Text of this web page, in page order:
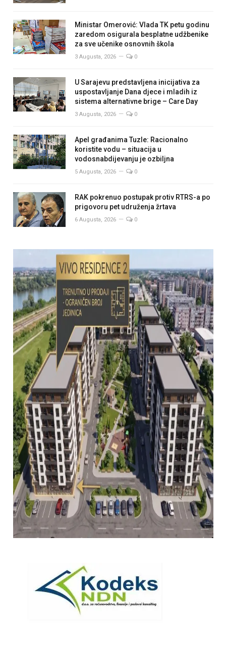
Ministar Omerović: Vlada TK petu godinu
zaredom osigurala besplatne udžbenike
za sve učenike osnovnih škola
3 Augusta, 2026 0
U Sarajevu predstavljena inicijativa za
uspostavljanje Dana djece i mladih iz
sistema alternativne brige – Care Day
3 Augusta, 2026 0
Apel građanima Tuzle: Racionalno
koristite vodu – situacija u
vodosnabdijevanju je ozbiljna
5 Augusta, 2026 0
RAK pokrenuo postupak protiv RTRS-a po
prigovoru pet udruženja žrtava
6 Augusta, 2026 0